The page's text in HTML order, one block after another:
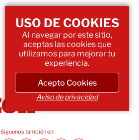
Siguenos también en:
USO DE COOKIES
Al navegar por este sitio,
aceptas las cookies que
utilizamos para mejorar tu
experiencia.
Acepto Cookies
Aviso de privacidad